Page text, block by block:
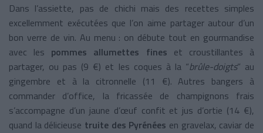
Dans l’assiette, pas de chichi mais des recettes simples
excellemment exécutées que l’on aime partager autour d’un
bon verre de vin. Au menu : on débute tout en gourmandise
avec les pommes allumettes fines et croustillantes à
partager, ou pas (9 €) et les coques à la “brûle-doigts” au
gingembre et à la citronnelle (11 €). Autres bangers à
commander d’office, la fricassée de champignons frais
s’accompagne d’un jaune d’œuf confit et jus d’ortie (14 €),
quand la délicieuse truite des Pyrénées en gravelax, caviar de